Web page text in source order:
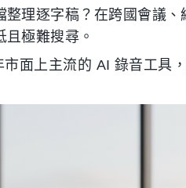
理逐字稿？在跨國會議
極難搜尋。
面上主流的 AI 錄音工具